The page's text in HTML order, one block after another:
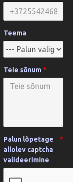
Teema
Teie sõnum
Palun lõpetage
allolev captcha
valideerimine